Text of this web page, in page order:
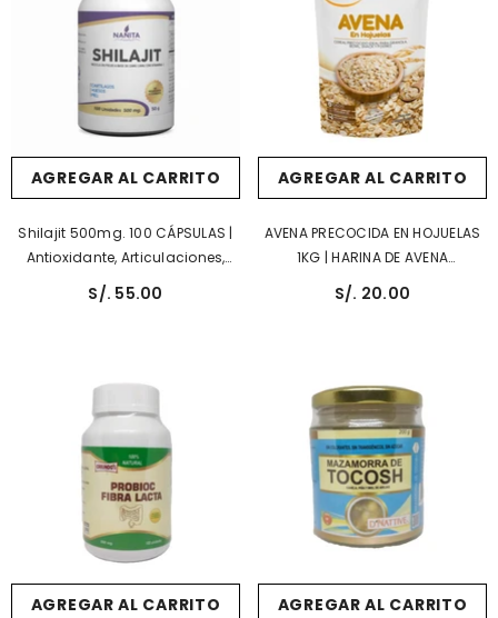
AGREGAR AL CARRITO
Shilajit 500mg. 100 CÁPSULAS |
Antioxidante, Articulaciones,
Fertilidad, Testosterona,
Desintoxicante.
S/. 55.00
AGREGAR AL CARRITO
AVENA PRECOCIDA EN HOJUELAS
1KG | HARINA DE AVENA
PRECOCIDA 1KG | Colesterol,
Pérdida De Peso, Diabetes,
S/. 20.00
AGREGAR AL CARRITO AGREGAR AL CARRITO